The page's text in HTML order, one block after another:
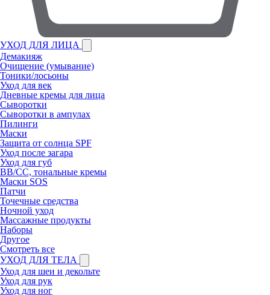
УХОД ДЛЯ ЛИЦА
Демакияж
Очищение (умывание)
Тоники/лосьоны
Уход для век
Дневные кремы для лица
Сыворотки
Сыворотки в ампулах
Пилинги
Маски
Защита от солнца SPF
Уход после загара
Уход для губ
BB/CC, тональные кремы
Маски SOS
Патчи
Точечные средства
Ночной уход
Массажные продукты
Наборы
Другое
Смотреть все
УХОД ДЛЯ ТЕЛА
Уход для шеи и декольте
Уход для рук
Уход для ног